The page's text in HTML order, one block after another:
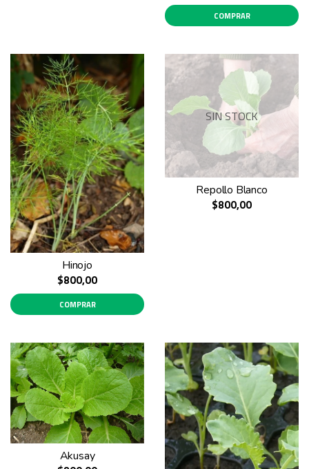
COMPRAR
Hinojo
$800,00
COMPRAR
SIN STOCK
Repollo Blanco
$800,00
Akusay